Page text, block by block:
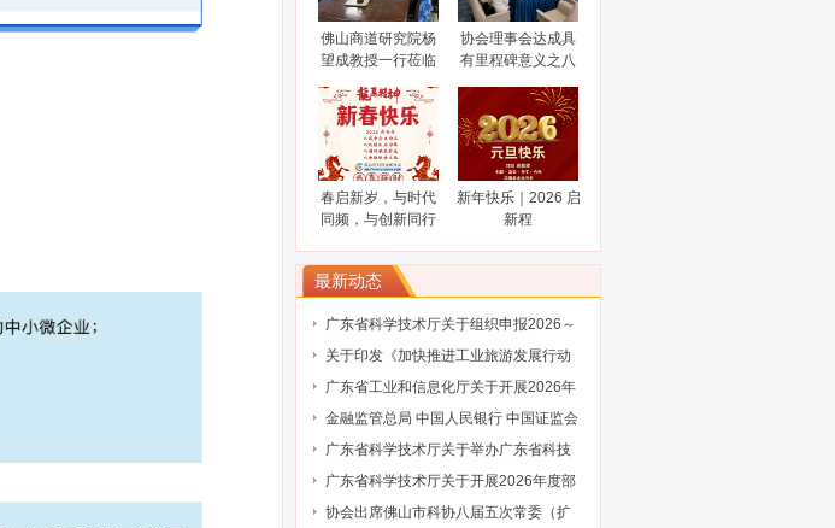
业家智库成员（第三批）名单的通告
工业和信息化部办公厅关于开展2024年
工业废水循环利用典型案例征集工作的
2024“创客广东”南海区域赛火热报名中
业大赛评选结果的通知
陈新文任佛山市人民政府副市长
谋而后动，打非“一击必中”
关于协会队伍建设的通知（工行）
关于协会队伍建设的通知（奥博信息）
佛山商道研究院杨
望成教授一行莅临
会调研指导
协会理事会达成具
有里程碑意义之八
春启新岁，与时代
同频，与创新同行
新年快乐｜2026 启
新程
最新动态
广东省科学技术厅关于组织申报2026～
2027年度省重点领域研发计划“智能机器
人”专项项目的通知
关于印发《加快推进工业旅游发展行动
计划（2026-2030年）》的通知
广东省工业和信息化厅关于开展2026年
省级企业技术中心（第25批）认定的通
知
金融监管总局 中国人民银行 中国证监会
财政部关于健全金融机构治理的实施意
见
广东省科学技术厅关于举办广东省科技
保险后奖补管理办法及2027年广东省科
技与金融结合专项申报指南政策解读培
广东省科学技术厅关于开展2026年度部
级科技型企业孵化器推荐工作的通知
协会出席佛山市科协八届五次常委（扩